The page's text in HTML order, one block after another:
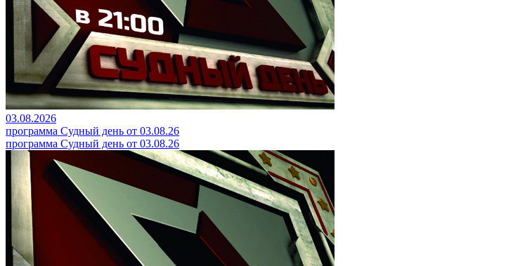
03.08.2026
программа Судный день от 03.08.26
программа Судный день от 03.08.26